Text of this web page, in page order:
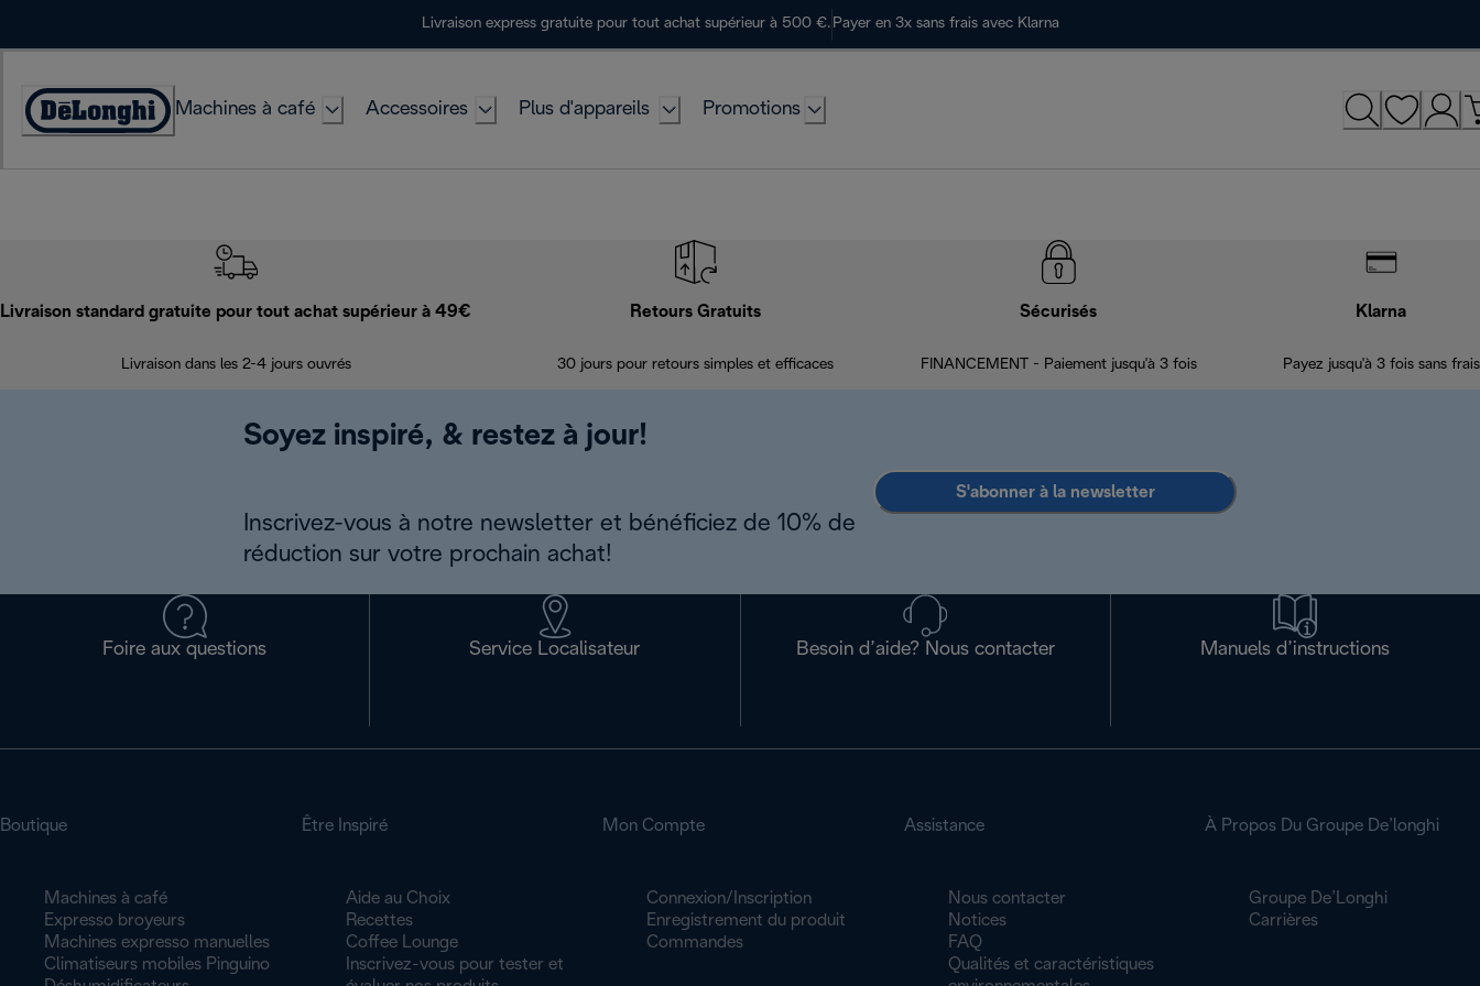
Livraison express gratuite pour tout achat supérieur à 500 €. Payer en 3x sans frais avec Klarna
Déclaration
Machines à café Accessoires Plus d'appareils Promotions
Livraison standard gratuite pour tout achat supérieur à 49€
Livraison dans les 2-4 jours ouvrés
Retours Gratuits
30 jours pour retours simples et efficaces
Sécurisés
FINANCEMENT - Paiement jusqu'à 3 fois
Klarna
Payez jusqu'à 3 fois sans frais
Soyez inspiré, & restez à jour!
Inscrivez-vous à notre newsletter et bénéficiez de 10% de
réduction sur votre prochain achat!
S'abonner à la newsletter
Foire aux questions Service Localisateur Besoin d’aide? Nous contacter Manuels d’instructions
Boutique
Machines à café
Expresso broyeurs
Machines expresso manuelles
Climatiseurs mobiles Pinguino
Être Inspiré
Aide au Choix
Recettes
Coffee Lounge
Inscrivez-vous pour tester et
Mon Compte
Connexion/Inscription
Enregistrement du produit
Commandes
Assistance
Nous contacter
Notices
FAQ
Qualités et caractéristiques
À Propos Du Groupe De’longhi
Groupe De’Longhi
Carrières